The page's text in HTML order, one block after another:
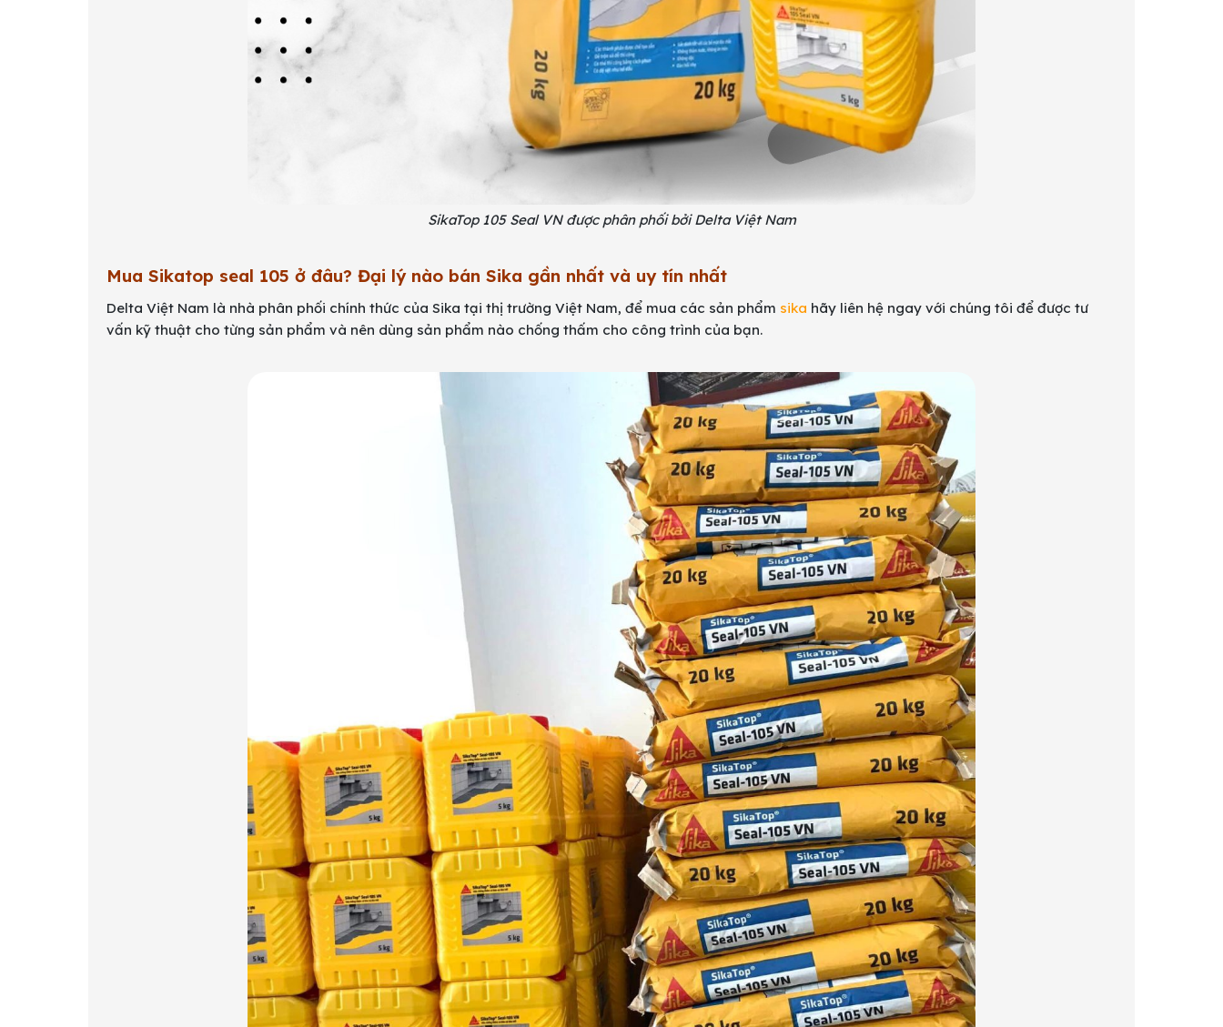
SikaTop 105 Seal VN được phân phối bởi Delta Việt Nam
Mua Sikatop seal 105 ở đâu? Đại lý nào bán Sika gần nhất và uy tín nhất
Delta Việt Nam là nhà phân phối chính thức của Sika tại thị trường Việt Nam, để mua các sản phẩm sika hãy liên hệ ngay với chúng tôi để được tư
vấn kỹ thuật cho từng sản phẩm và nên dùng sản phẩm nào chống thấm cho công trình của bạn.